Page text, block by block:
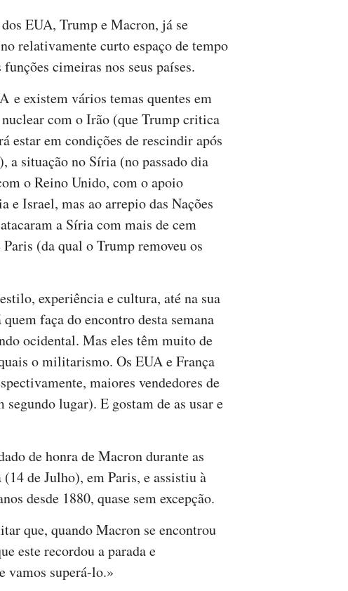
EUA, Trump e Macron, já se
relativamente curto espaço de tempo
cimeiras nos seus países.
e existem vários temas quentes em
com o Irão (que Trump critica
estar em condições de rescindir após
a situação no Síria (no passado dia
o Reino Unido, com o apoio
Israel, mas ao arrepio das Nações
a Síria com mais de cem
(da qual o Trump removeu os
experiência e cultura, até na sua
faça do encontro desta semana
ocidental. Mas eles têm muito de
o militarismo. Os EUA e França
maiores vendedores de
segundo lugar). E gostam de as usar e
de honra de Macron durante as
de Julho), em Paris, e assistiu à
desde 1880, quase sem excepção.
que, quando Macron se encontrou
este recordou a parada e
vamos superá-lo.»